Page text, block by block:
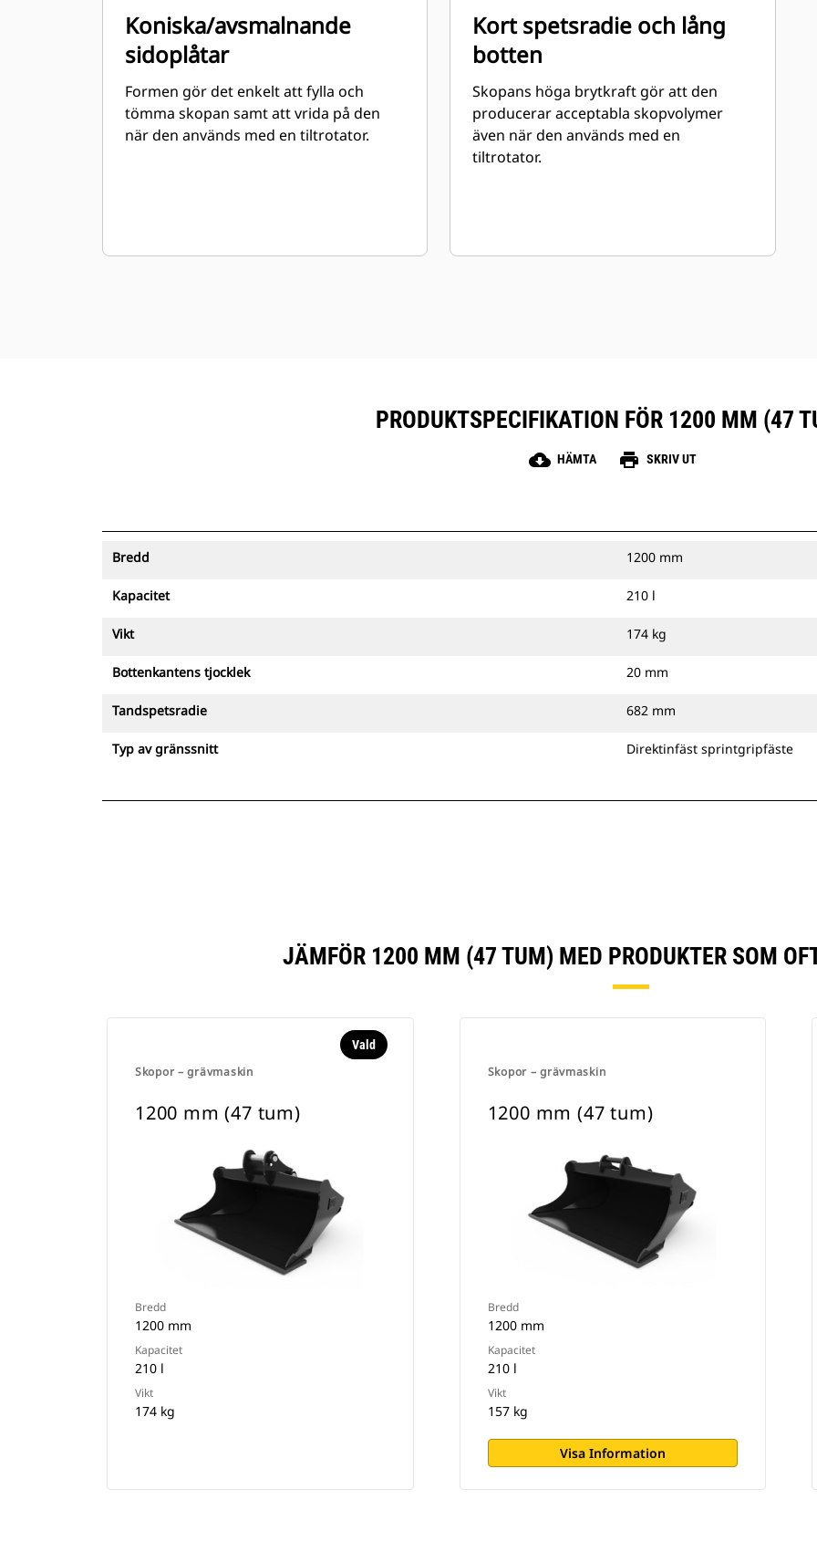
Koniska/avsmalnande
sidoplåtar
Formen gör det enkelt att fylla och
tömma skopan samt att vrida på den
när den används med en tiltrotator.
Kort spetsradie och lång
botten
Skopans höga brytkraft gör att den
producerar acceptabla skopvolymer
även när den används med en
tiltrotator.
PRODUKTSPECIFIKATION FÖR 1200 MM (47
cloud_download HÄMTA print SKRIV UT
Bredd 1200 mm
Kapacitet 210 l
Vikt 174 kg
Bottenkantens tjocklek 20 mm
Tandspetsradie 682 mm
Typ av gränssnitt Direktinfäst sprintgripfäste
JÄMFÖR 1200 MM (47 TUM) MED PRODUKTER SOM
Skopor – grävmaskin
Vald
1200 mm (47 tum)
Bredd
1200 mm
Kapacitet
210 l
Vikt
174 kg
Skopor – grävmaskin
1200 mm (47 tum)
Bredd
1200 mm
Kapacitet
210 l
Vikt
157 kg
Visa Information